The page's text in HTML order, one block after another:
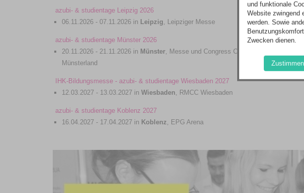
azubi- & studientage Leipzig 2026
06.11.2026 - 07.11.2026 in Leipzig, Leipziger Messe
azubi- & studientage Münster 2026
20.11.2026 - 21.11.2026 in Münster, Messe und Congress Centrum Halle
Münsterland
IHK-Bildungsmesse - azubi- & studientage Wiesbaden 2027
12.03.2027 - 13.03.2027 in Wiesbaden , RMCC Wiesbaden
azubi- & studientage Koblenz 2027
16.04.2027 - 17.04.2027 in Koblenz , EPG Arena
und funktionale
Website zwingend
werden. Sowie
Zwecken dienen.
Zustimmen